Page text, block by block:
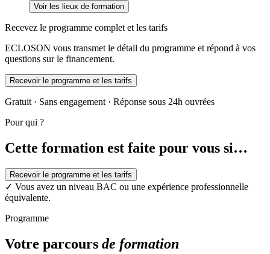
Voir les lieux de formation
Recevez le programme complet et les tarifs
ECLOSON vous transmet le détail du programme et répond à vos
questions sur le financement.
Recevoir le programme et les tarifs
Gratuit · Sans engagement · Réponse sous 24h ouvrées
Pour qui ?
Cette formation est faite pour vous si…
Recevoir le programme et les tarifs
✓ Vous avez un niveau BAC ou une expérience professionnelle
équivalente.
Programme
Votre parcours de formation